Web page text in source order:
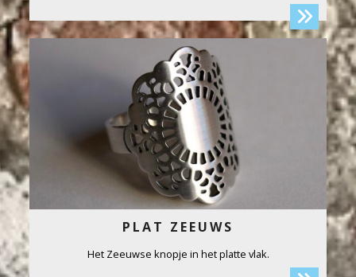
PLAT ZEEUWS
Het Zeeuwse knopje in het platte vlak.